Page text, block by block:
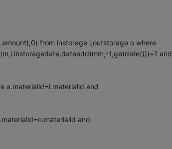
from instorage i,outstorage o where
1,getdate()))=1 and
a.materialid=i.materialid and
and